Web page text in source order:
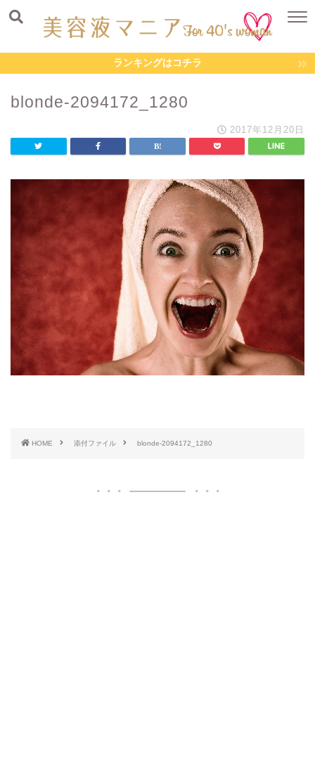
ランキングはコチラ
blonde-2094172_1280
2017年12月20日
HOME 添付ファイル blonde-2094172_1280